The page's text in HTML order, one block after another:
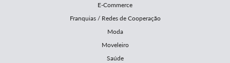
E-Commerce
Franquias / Redes de Cooperação
Moda
Moveleiro
Saúde